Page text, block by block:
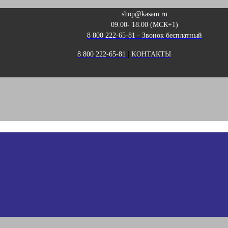
shop@kasam.ru
09.00- 18.00 (МСК+1)
8 800 222-65-81 - Звонок бесплатный
8 800 222-65-81 | KОНТАКТЫ